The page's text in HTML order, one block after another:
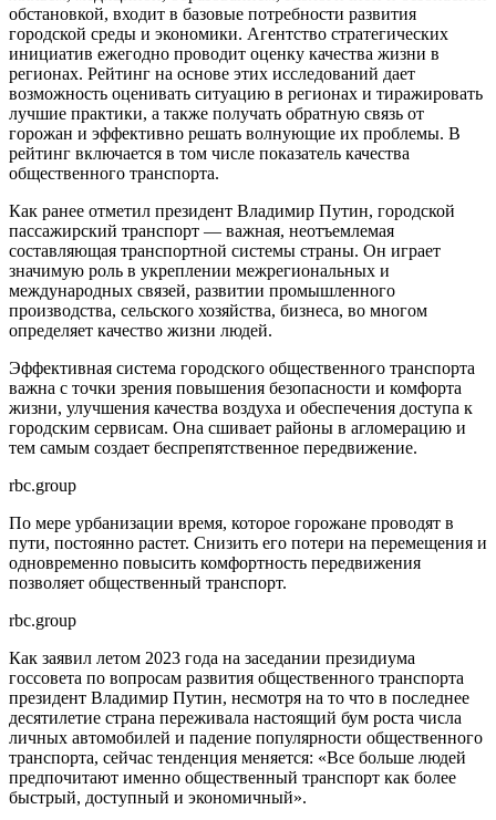
обстановкой, входит в базовые потребности развития
городской среды и экономики. Агентство стратегических
инициатив ежегодно проводит оценку качества жизни в
регионах. Рейтинг на основе этих исследований дает
возможность оценивать ситуацию в регионах и тиражировать
лучшие практики, а также получать обратную связь от
горожан и эффективно решать волнующие их проблемы. В
рейтинг включается в том числе показатель качества
общественного транспорта.
Как ранее отметил президент Владимир Путин, городской
пассажирский транспорт — важная, неотъемлемая
составляющая транспортной системы страны. Он играет
значимую роль в укреплении межрегиональных и
международных связей, развитии промышленного
производства, сельского хозяйства, бизнеса, во многом
определяет качество жизни людей.
Эффективная система городского общественного транспорта
важна с точки зрения повышения безопасности и комфорта
жизни, улучшения качества воздуха и обеспечения доступа к
городским сервисам. Она сшивает районы в агломерацию и
тем самым создает беспрепятственное передвижение.
rbc.group
По мере урбанизации время, которое горожане проводят в
пути, постоянно растет. Снизить его потери на перемещения и
одновременно повысить комфортность передвижения
позволяет общественный транспорт.
rbc.group
Как заявил летом 2023 года на заседании президиума
госсовета по вопросам развития общественного транспорта
президент Владимир Путин, несмотря на то что в последнее
десятилетие страна переживала настоящий бум роста числа
личных автомобилей и падение популярности общественного
транспорта, сейчас тенденция меняется: «Все больше людей
предпочитают именно общественный транспорт как более
быстрый, доступный и экономичный».